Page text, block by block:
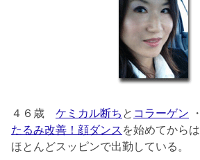
４６歳 ケミカル断ち と コラーゲン ・
たるみ改善！顔ダンス を始めてからは
ほとんどスッピンで出勤している。